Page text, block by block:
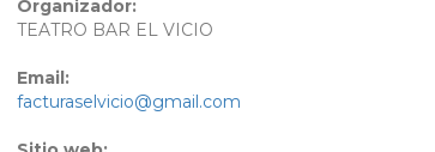
Organizador:
TEATRO BAR EL VICIO
Email:
facturaselvicio@gmail.com